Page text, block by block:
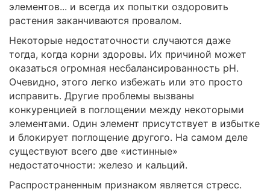
элементов... и всегда их попытки оздоровить
растения заканчиваются провалом.
Некоторые недостаточности случаются даже
тогда, когда корни здоровы. Их причиной может
оказаться огромная несбалансированность рН.
Очевидно, этого легко избежать или это просто
исправить. Другие проблемы вызваны
конкуренцией в поглощении между некоторыми
элементами. Один элемент присутствует в избытке
и блокирует поглощение другого. На самом деле
существуют всего две «истинные»
недостаточности: железо и кальций.
Распространенным признаком является стресс.